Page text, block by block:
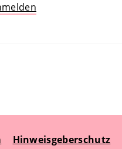
Hinweisgeberschutz